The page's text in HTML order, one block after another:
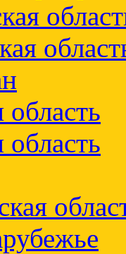
область
область